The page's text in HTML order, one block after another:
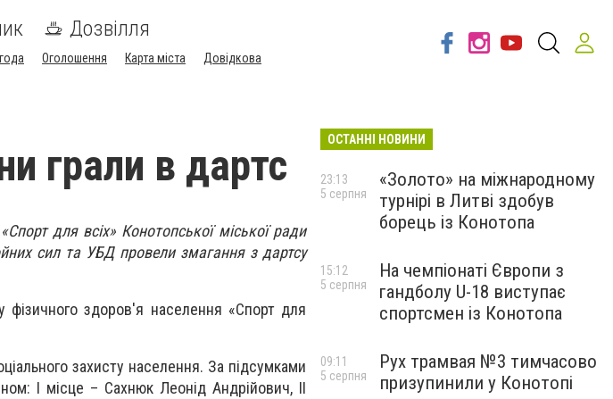
Дозвілля
Оголошення Карта міста Довідкова
грали в дартс
для всіх» Конотопської міської ради
сил та УБД провели змагання з дартсу
фізичного здоров'я населення «Спорт для
захисту населення. За підсумками
І місце – Сахнюк Леонід Андрійович, ІІ
ОСТАННІ НОВИНИ
«Золото» на міжнародному
турнірі в Литві здобув
борець із Конотопа
23:13
5 серпня
На чемпіонаті Європи з
гандболу U-18 виступає
спортсмен із Конотопа
15:12
5 серпня
Рух трамвая №3 тимчасово
призупинили у Конотопі
09:11
5 серпня